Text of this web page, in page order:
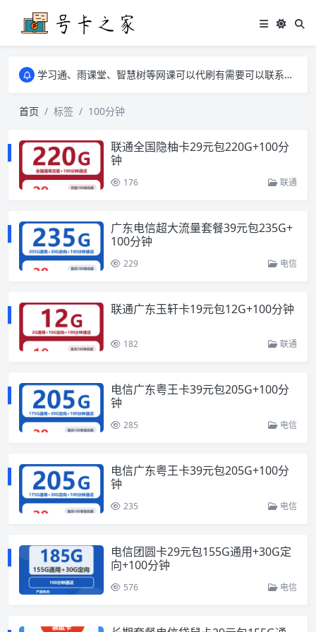
学习通、雨课堂、智慧树等网课可以代刷有需要可以联系邮箱i@tuzi.la
学习通、雨课堂、智慧树等网课可以代刷有需要可以联系邮箱i@tuzi.la
首页
标签 100分钟
联通全国隐柚卡29元包220G+100分
钟
176 联通
广东电信超大流量套餐39元包235G+
100分钟
229 电信
联通广东玉轩卡19元包12G+100分钟
182 联通
电信广东粤王卡39元包205G+100分
钟
285 电信
电信广东粤王卡39元包205G+100分
钟
235 电信
电信团圆卡29元包155G通用+30G定
向+100分钟
576 电信